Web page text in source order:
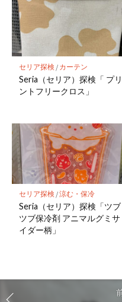
セリア探検 / カーテン
Seria（セリア）探検「 プリ
ントフリークロス」
セリア探検 /涼む・保冷
Seria（セリア）探検「ツブ
ツブ保冷剤 アニマルグミサ
イダー柄」